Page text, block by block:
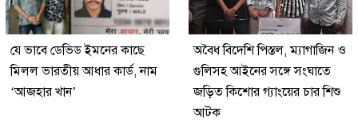
যে ভাবে ডেভিড ইমনের কাছে
মিলল ভারতীয় আধার কার্ড, নাম
‘আজহার খান’
অবৈধ বিদেশি পিস্তল, ম্যাগাজিন ও
গুলিসহ আইনের সঙ্গে সংঘাতে
জড়িত কিশোর গ্যাংয়ের চার শিশু
আটক